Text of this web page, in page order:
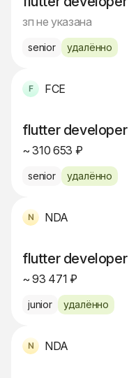
зп не указана
senior удалённо
FCE
flutter developer
~ 310 653 ₽
senior удалённо
NDA
flutter developer
~ 93 471 ₽
junior удалённо
NDA